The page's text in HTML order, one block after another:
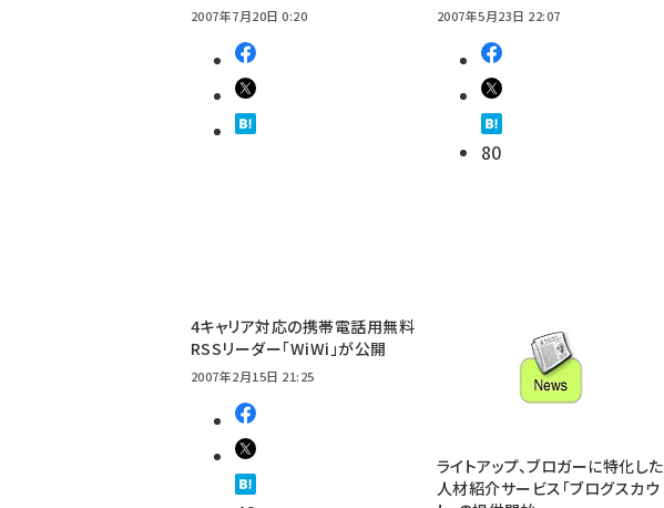
2007年7月20日 0:20 2007年5月23日 22:07
80
4キャリア対応の携帯電話用無料
RSSリーダー「WiWi」が公開
2007年2月15日 21:25
ライトアップ、ブロガーに特化した
人材紹介サービス「ブログスカウ